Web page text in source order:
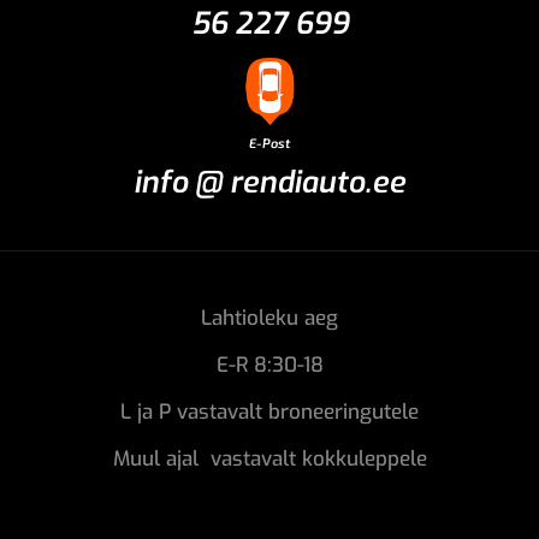
56 227 699
E-Post
info @ rendiauto.ee
Lahtioleku aeg
E-R 8:30-18
L ja P vastavalt broneeringutele
Muul ajal vastavalt kokkuleppele